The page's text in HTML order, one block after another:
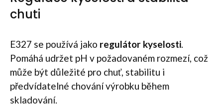
chuti
E327 se používá jako regulátor kyselosti.
Pomáhá udržet pH v požadovaném rozmezí, což
může být důležité pro chuť, stabilitu i
předvídatelné chování výrobku během
skladování.